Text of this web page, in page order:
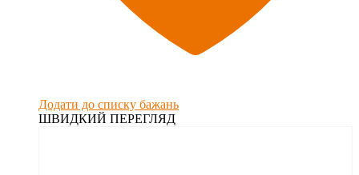
Додати до списку бажань
ШВИДКИЙ ПЕРЕГЛЯД